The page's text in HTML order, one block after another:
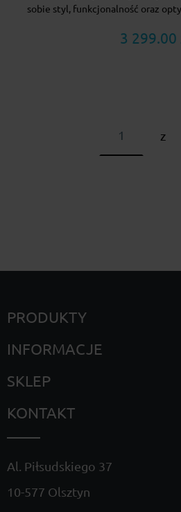
sobie styl, funkcjonalność oraz
3 299.00
z
PRODUKTY
INFORMACJE
SKLEP
KONTAKT
Al. Piłsudskiego 37
10-577 Olsztyn